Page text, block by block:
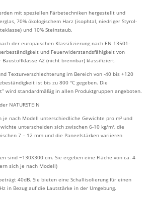
mit speziellen Färbetechniken hergestellt und
70% ökologischem Harz (isophtal, niedriger Styrol-
und 10% Steinstaub.
der europäischen Klassifizierung nach EN 13501-
und Feuerwiderstandsfähigkeit von
A2 (nicht brennbar) klassifiziert.
Texturverschlechterung im Bereich von -40 bis +120
ist bis zu 800 °C gegeben. Die
wird standardmäßig in allen Produktgruppen angeboten.
NATURSTEIN
je nach Modell unterschiedliche Gewichte pro m² und
unterscheiden sich zwischen 6-10 kg/m², die
7 – 12 mm und die Paneelstärken variieren
sind ~130X300 cm. Sie ergeben eine Fläche von ca. 4
sich je nach Modell)
40dB. Sie bieten eine Schallisolierung für einen
in Bezug auf die Lautstärke in der Umgebung.